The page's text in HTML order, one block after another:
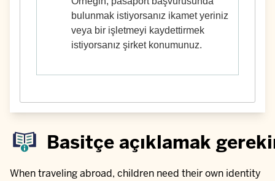
bulunmak istiyorsanız ikamet yeriniz
veya bir işletmeyi kaydettirmek
istiyorsanız şirket konumunuz.
Basitçe açıklamak
When traveling abroad, children need their own identity